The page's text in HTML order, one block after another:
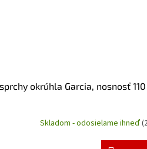
okrúhla Garcia, nosnosť
Skladom - odosielame ihneď